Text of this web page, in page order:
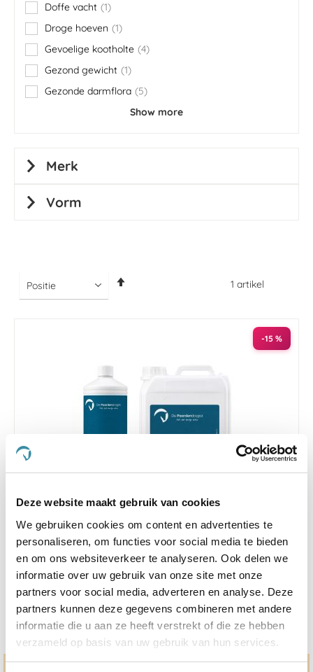
Deze website maakt gebruik van cookies
We gebruiken cookies om content en advertenties te
personaliseren, om functies voor social media te bieden
en om ons websiteverkeer te analyseren. Ook delen we
informatie over uw gebruik van onze site met onze
partners voor social media, adverteren en analyse. Deze
partners kunnen deze gegevens combineren met andere
informatie die u aan ze heeft verstrekt of die ze hebben
verzameld op basis van uw gebruik van hun services.
1 artikel
-15 %
4.3
star
rating
55 Beoordelingen
Paardendrogist Moor Balans 1 l
€ 37,95 € 32,26
Doffe vacht 1
item
Droge hoeven
1
item
Gevoelige kootholte 4
items
Gezond gewicht 1
item
Gezonde darmflora
5
items
Show more
Merk
Vorm